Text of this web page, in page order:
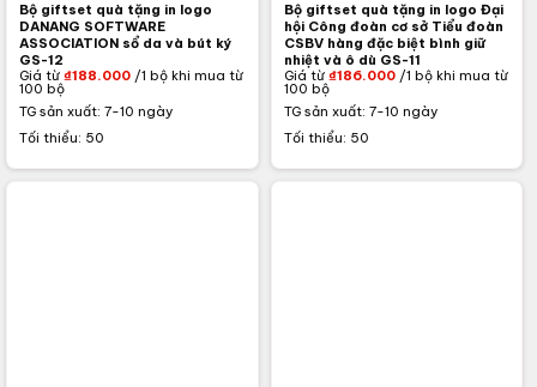
Bộ giftset quà tặng in logo
DANANG SOFTWARE
ASSOCIATION sổ da và bút ký
GS-12
Giá từ ₫188.000 /1 bộ khi mua từ
100 bộ
TG sản xuất: 7-10 ngày
Tối thiểu: 50
Bộ giftset quà tặng in logo Đại
hội Công đoàn cơ sở Tiểu đoàn
CSBV hàng đặc biệt bình giữ
nhiệt và ô dù GS-11
Giá từ ₫186.000/1 bộ khi mua từ
100 bộ
TG sản xuất: 7-10 ngày
Tối thiểu: 50